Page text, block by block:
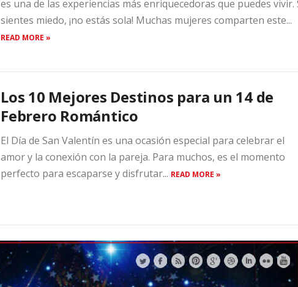
es una de las experiencias más enriquecedoras que puedes vivir.
sientes miedo, ¡no estás sola! Muchas mujeres comparten este...
READ MORE »
Los 10 Mejores Destinos para un 14 de
Febrero Romántico
El Día de San Valentín es una ocasión especial para celebrar el
amor y la conexión con la pareja. Para muchos, es el momento
perfecto para escaparse y disfrutar... READ MORE »